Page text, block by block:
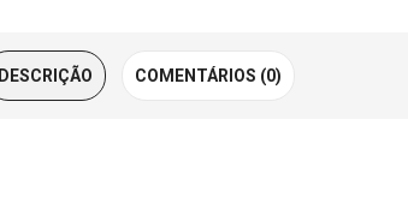
DESCRIÇÃO COMENTÁRIOS (0)